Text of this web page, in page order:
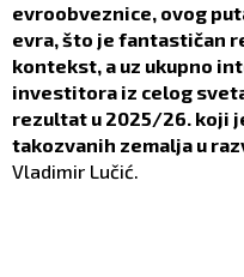
evroobveznice, ovog
evra, što je fantastičan
kontekst, a uz ukupno
investitora iz celog
rezultat u 2025/26. koji
takozvanih zemalja u
Vladimir Lučić.